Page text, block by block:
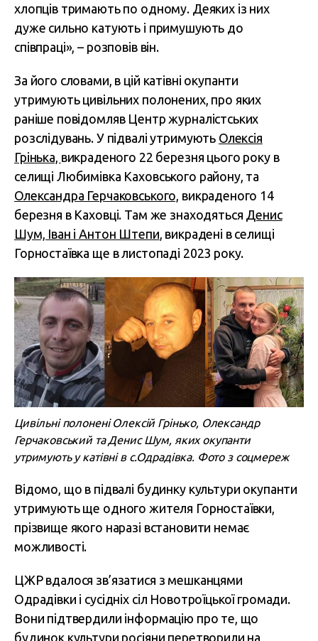
хлопців тримають по одному. Деяких із них
дуже сильно катують і примушують до
співпраці», – розповів він.
За його словами, в цій катівні окупанти
утримують цивільних полонених, про яких
раніше повідомляв Центр журналістських
розслідувань. У підвалі утримують Олексія
Грінька, викраденого 22 березня цього року в
селищі Любимівка Каховського району, та
Олександра Герчаковського, викраденого 14
березня в Каховці. Там же знаходяться Денис
Шум, Іван і Антон Штепи, викрадені в селищі
Горностаївка ще в листопаді 2023 року.
Цивільні полонені Олексій Грінько, Олександр
Герчаковський та Денис Шум, яких окупанти
утримують у катівні в с.Одрадівка. Фото з соцмереж
Відомо, що в підвалі будинку культури окупанти
утримують ще одного жителя Горностаївки,
прізвище якого наразі встановити немає
можливості.
ЦЖР вдалося зв’язатися з мешканцями
Одрадівки і сусідніх сіл Новотроїцької громади.
Вони підтвердили інформацію про те, що
будинок культури росіяни перетворили на